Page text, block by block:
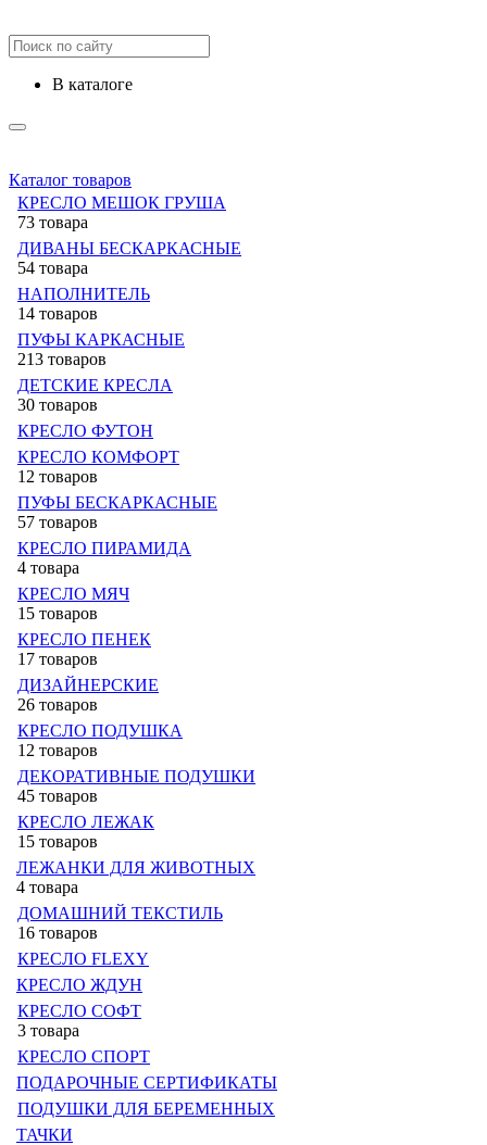
в каталоге
Каталог товаров
КРЕСЛО МЕШОК ГРУША
73 товара
ДИВАНЫ БЕСКАРКАСНЫЕ
54 товара
НАПОЛНИТЕЛЬ
14 товаров
ПУФЫ КАРКАСНЫЕ
213 товаров
ДЕТСКИЕ КРЕСЛА
30 товаров
КРЕСЛО ФУТОН
КРЕСЛО КОМФОРТ
12 товаров
ПУФЫ БЕСКАРКАСНЫЕ
57 товаров
КРЕСЛО ПИРАМИДА
4 товара
КРЕСЛО МЯЧ
15 товаров
КРЕСЛО ПЕНЕК
17 товаров
ДИЗАЙНЕРСКИЕ
26 товаров
КРЕСЛО ПОДУШКА
12 товаров
ДЕКОРАТИВНЫЕ ПОДУШКИ
45 товаров
КРЕСЛО ЛЕЖАК
15 товаров
ЛЕЖАНКИ ДЛЯ ЖИВОТНЫХ
4 товара
ДОМАШНИЙ ТЕКСТИЛЬ
16 товаров
КРЕСЛО FLEXY
КРЕСЛО ЖДУН
КРЕСЛО СОФТ
3 товара
КРЕСЛО СПОРТ
ПОДАРОЧНЫЕ СЕРТИФИКАТЫ
ПОДУШКИ ДЛЯ БЕРЕМЕННЫХ
ТАЧКИ